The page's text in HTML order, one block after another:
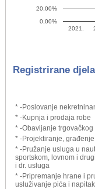
2021.
0,00%
20,00%
Registrirane
* -Poslovanje
* -Kupnja i prodaja robe
* -Obavljanje
* -Projektiranje,
* -Pružanje usluga u
sportskom, lovnom i
i dr. usluga
* -Pripremanje hrane i
usluživanje pića i